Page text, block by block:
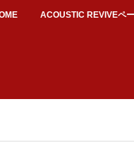
ACOUSTIC REVIVEペ